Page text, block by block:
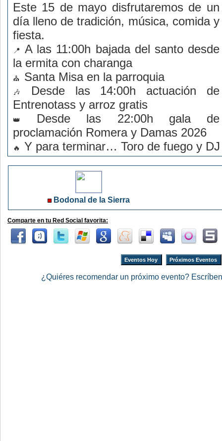
Este 15 de mayo disfrutaremos de un
día lleno de tradición, música, comida y
fiesta.
A las 11:00h bajada del santo desde
la ermita con charanga
Santa Misa en la parroquia
Desde las 14:00h actuación de
Entrenotass y arroz gratis
Desde las 22:00h gala de
proclamación Romera y Damas 2026
Y para terminar… Toro de fuego y DJ
Bodonal de la Sierra
Comparte en tu Red Social favorita:
Eventos Hoy Próximos Eventos
¿Quiéres recomendar un próximo evento?